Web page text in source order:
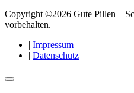
Copyright ©2026 Gute Pillen –
vorbehalten.
| Impressum
| Datenschutz